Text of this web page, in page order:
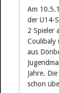
Am
der U14-
2 Spieler
Coulibaly
aus
Jahre.
schon